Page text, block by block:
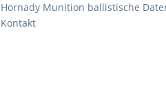
Hornady Munition ballistische
Kontakt